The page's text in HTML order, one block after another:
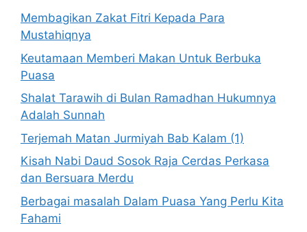
Membagikan Zakat Fitri Kepada Para
Mustahiqnya
Keutamaan Memberi Makan Untuk Berbuka
Puasa
Shalat Tarawih di Bulan Ramadhan Hukumnya
Adalah Sunnah
Terjemah Matan Jurmiyah Bab Kalam (1)
Kisah Nabi Daud Sosok Raja Cerdas Perkasa
dan Bersuara Merdu
Berbagai masalah Dalam Puasa Yang Perlu Kita
Fahami